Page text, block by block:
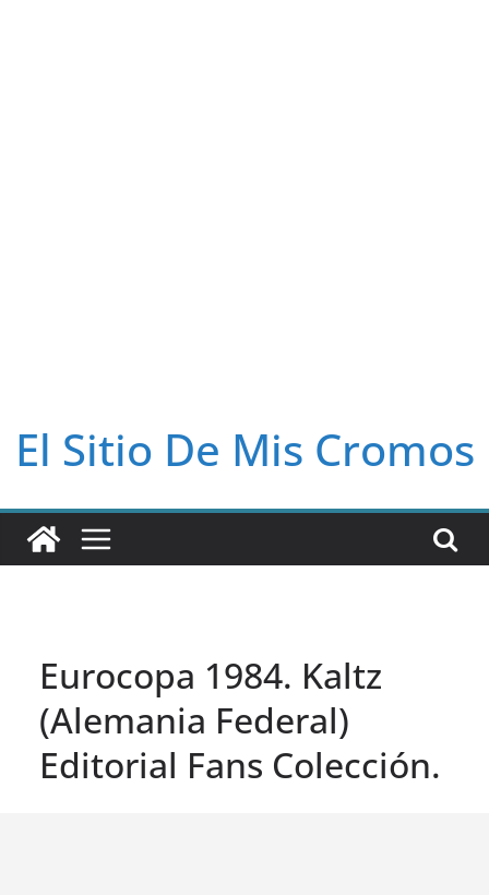
El Sitio De Mis Cromos
Eurocopa 1984. Kaltz
(Alemania Federal)
Editorial Fans Colección.